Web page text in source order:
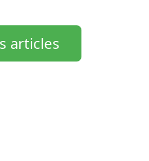
articles